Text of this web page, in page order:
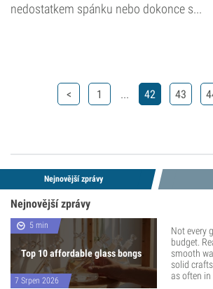
nedostatkem spánku nebo dokonce s...
< 1 ... 42 43
Nejnovější zprávy
Nejnovější zprávy
5 min
Top 10 affordable glass bongs
7 Srpen 2026
Not every
budget.
smooth
solid
as often in